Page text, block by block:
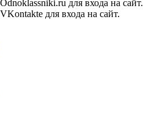
для входа на сайт.
для входа на сайт.